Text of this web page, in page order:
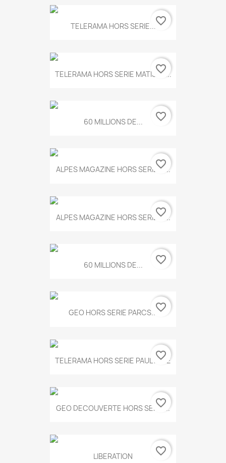
TELERAMA HORS SERIE...favorite_border
TELERAMA HORS SERIE MATISSE...
favorite_border
60 MILLIONS DE... favorite_border
ALPES MAGAZINE HORS SERIE N...
favorite_border
ALPES MAGAZINE HORS SERIE N...
favorite_border
60 MILLIONS DE... favorite_border
GEO HORS SERIE PARCS...favorite_border
TELERAMA HORS SERIE PAUL KLEE
favorite_border
GEO DECOUVERTE HORS SERIE...
favorite_border
LIBERATION favorite_border